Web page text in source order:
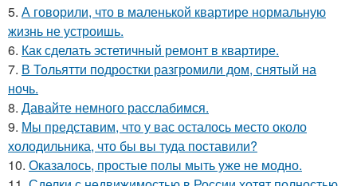
5. А говорили, что в маленькой квартире нормальную
жизнь не устроишь.
6. Как сделать эстетичный ремонт в квартире.
7. В Тольятти подростки разгромили дом, снятый на
ночь.
8. Давайте немного расслабимся.
9. Мы представим, что у вас осталось место около
холодильника, что бы вы туда поставили?
10. Оказалось, простые полы мыть уже не модно.